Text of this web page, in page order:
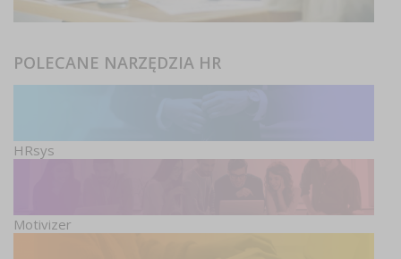
POLECANE NARZĘDZIA HR
HRsys
Motivizer